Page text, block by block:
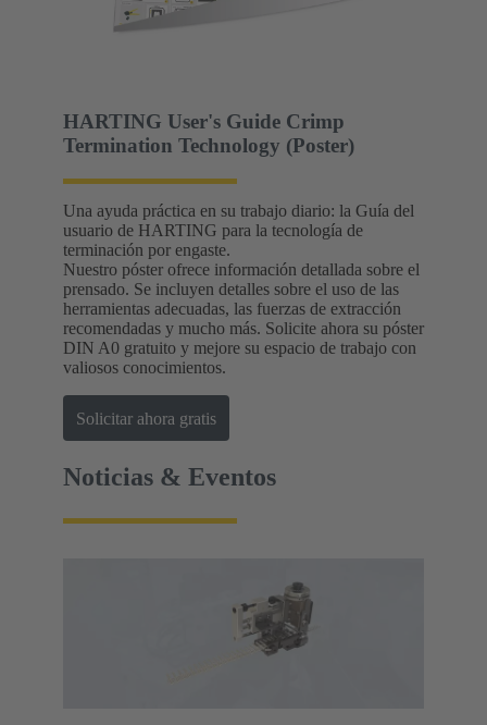
HARTING User's Guide Crimp
Termination Technology (Poster)
Una ayuda práctica en su trabajo diario: la Guía del
usuario de HARTING para la tecnología de
terminación por engaste.
Nuestro póster ofrece información detallada sobre el
prensado. Se incluyen detalles sobre el uso de las
herramientas adecuadas, las fuerzas de extracción
recomendadas y mucho más. Solicite ahora su póster
DIN A0 gratuito y mejore su espacio de trabajo con
valiosos conocimientos.
Solicitar ahora gratis
Noticias & Eventos